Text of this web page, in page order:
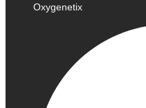
Oxygenetix